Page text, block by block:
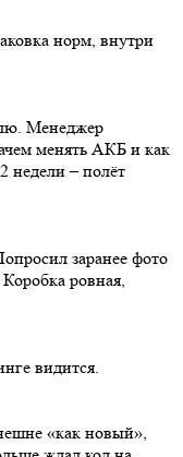
норм, внутри
Менеджер
менять АКБ и как
недели – полёт
заранее фото
ровная,
видится.
«как новый»,